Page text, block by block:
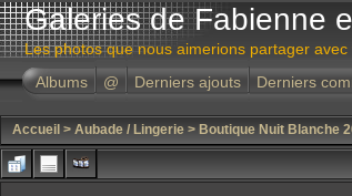
Galeries de Fabienne
Les photos que nous aimerions partager avec
Albums
@ Derniers ajouts Derniers
Accueil > Aubade / Lingerie > Boutique Nuit Blanche